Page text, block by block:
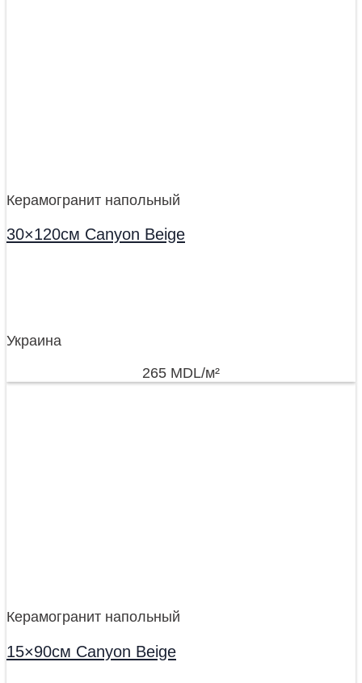
Керамогранит напольный
30×120см Canyon Beige
Украина
265 MDL/м²
Керамогранит напольный
15×90см Canyon Beige